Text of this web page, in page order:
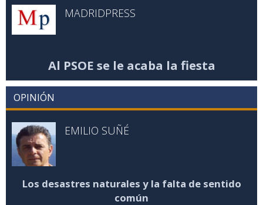
MADRIDPRESS
Al PSOE se le acaba la fiesta
OPINIÓN
EMILIO SUÑÉ
Los desastres naturales y la falta de sentido
común